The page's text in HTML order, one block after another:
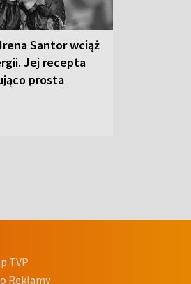
Santor wciąż
Jej recepta
prosta
TVP
Reklamy